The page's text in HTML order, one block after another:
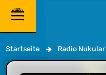
Startseite Radio Nukular